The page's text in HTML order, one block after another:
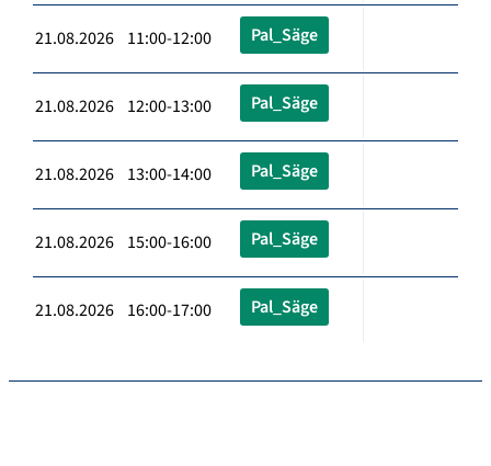
21.08.2026 11:00-12:00 Pal_Säge
21.08.2026 12:00-13:00 Pal_Säge
21.08.2026 13:00-14:00 Pal_Säge
21.08.2026 15:00-16:00 Pal_Säge
21.08.2026 16:00-17:00 Pal_Säge